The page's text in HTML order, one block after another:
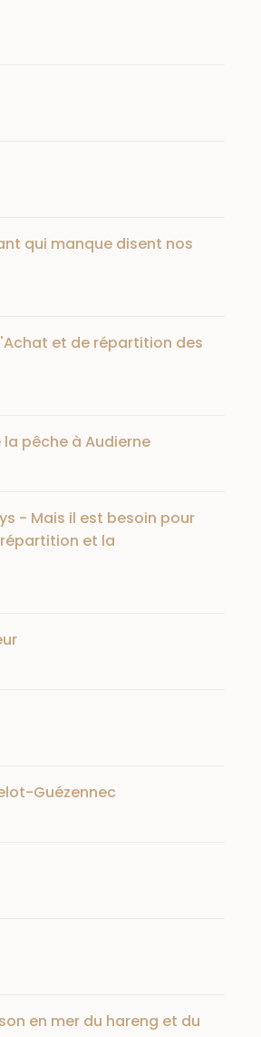
qui manque disent nos
et de répartition des
pêche à Audierne
- Mais il est besoin pour
et la
Guézennec
en mer du hareng et du